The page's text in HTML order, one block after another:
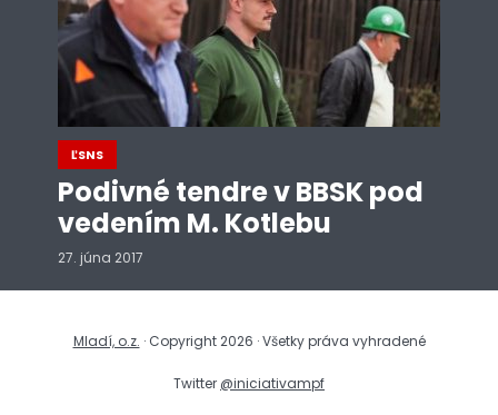
ĽSNS
Podivné tendre v BBSK pod
vedením M. Kotlebu
27. júna 2017
Mladí, o.z. · Copyright 2026 · Všetky práva vyhradené
Twitter @iniciativampf